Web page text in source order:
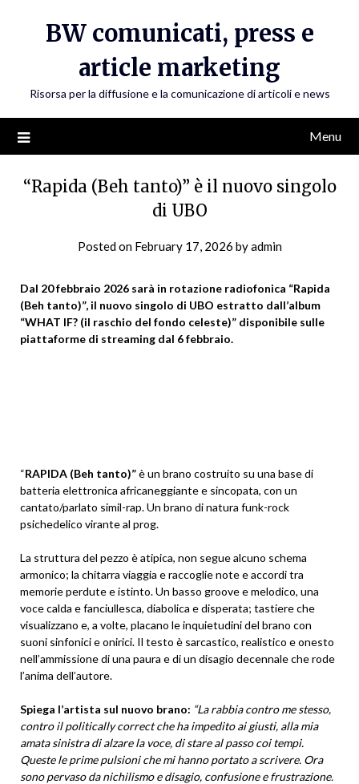
BW comunicati, press e
article marketing
Risorsa per la diffusione e la comunicazione di articoli e news
Menu
“Rapida (Beh tanto)” è il nuovo singolo
di UBO
Posted on February 17, 2026 byadmin
Dal 20 febbraio 2026 sarà in rotazione radiofonica “Rapida
(Beh tanto)”, il nuovo singolo di UBO estratto dall’album
“WHAT IF? (il raschio del fondo celeste)” disponibile sulle
piattaforme di streaming dal 6 febbraio.
“RAPIDA (Beh tanto)”è un brano costruito su una base di
batteria elettronica africaneggiante e sincopata, con un
cantato/parlato simil-rap. Un brano di natura funk-rock
psichedelico virante al prog.
La struttura del pezzo è atipica, non segue alcuno schema
armonico; la chitarra viaggia e raccoglie note e accordi tra
memorie perdute e istinto. Un basso groove e melodico, una
voce calda e fanciullesca, diabolica e disperata; tastiere che
visualizzano e, a volte, placano le inquietudini del brano con
suoni sinfonici e onirici. Il testo è sarcastico, realistico e onesto
nell’ammissione di una paura e di un disagio decennale che rode
l’anima dell’autore.
Spiega l’artista sul nuovo brano: “La rabbia contro me stesso,
contro il politically correct che ha impedito ai giusti, alla mia
amata sinistra di alzare la voce, di stare al passo coi tempi.
Queste le prime pulsioni che mi hanno portato a scrivere. Ora
sono pervaso da nichilismo e disagio, confusione e frustrazione.